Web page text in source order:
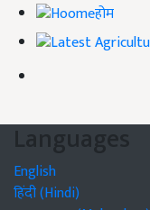
होम
Languages
English
हिंदी (Hindi)